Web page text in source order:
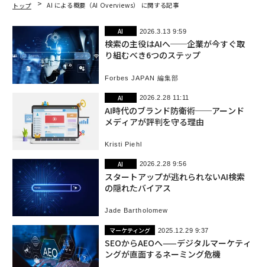
トップ AI による概要（AI Overviews） に関する記事
AI 2026.3.13 9:59
検索の主役はAIへ──企業が今すぐ取
り組むべき6つのステップ
Forbes JAPAN 編集部
AI 2026.2.28 11:11
AI時代のブランド防衛術──アーンド
メディアが評判を守る理由
Kristi Piehl
AI 2026.2.28 9:56
スタートアップが逃れられないAI検索
の隠れたバイアス
Jade Bartholomew
マーケティング 2025.12.29 9:37
SEOからAEOへ——デジタルマーケティ
ングが直面するネーミング危機